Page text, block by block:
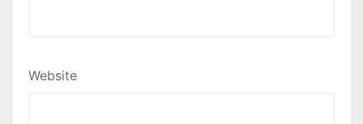
Website